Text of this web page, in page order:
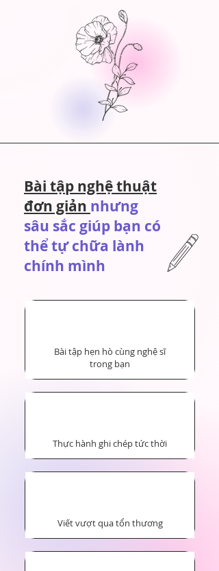
Bài tập nghệ thuật
đơn giản nhưng
sâu sắc giúp bạn có
thể tự chữa lành
chính mình
Bài tập hẹn hò cùng nghệ sĩ
trong bạn
Thực hành ghi chép tức thời
Viết vượt qua tổn thương